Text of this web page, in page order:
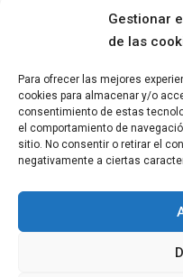
Gestionar
de las
Para ofrecer las mejores
cookies para almacenar y/o
consentimiento de estas
el comportamiento de
sitio. No consentir o retirar el
negativamente a ciertas
Contrabandistes
ENTREVISTES
FESTES GELADORS
INSTRUCCIONS FESTERES
Pirates-Marinos